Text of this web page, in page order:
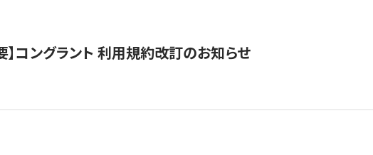
】コングラント 利用規約改訂のお知らせ